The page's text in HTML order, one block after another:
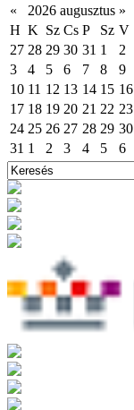
« 2026 augusztus »
H K Sz Cs P Sz V
27 28 29 30 31 1
2
3
4 5 6 7 8
9
10 11 12 13 14 15 16
17 18 19 20 21 22 23
24 25 26 27 28 29 30
31 1 2 3 4 5 6